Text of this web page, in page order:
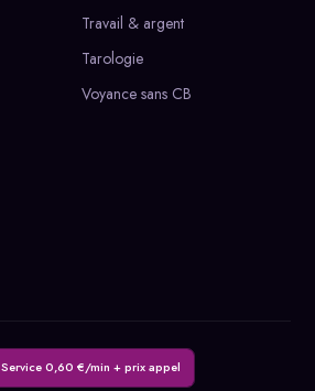
Travail & argent
Tarologie
Voyance sans CB
Service 0,60 €/min + prix appel